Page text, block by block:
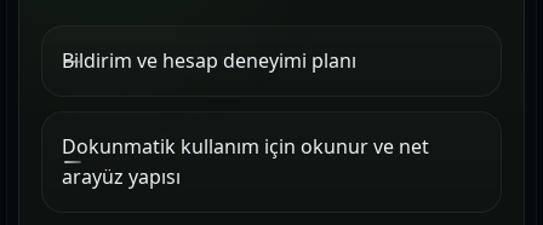
Bildirim ve hesap deneyimi planı
Dokunmatik kullanım için okunur ve net
arayüz yapısı